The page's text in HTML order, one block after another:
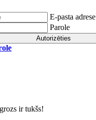
E-pasta adrese
Parole
Autorizēties
ir tukšs!